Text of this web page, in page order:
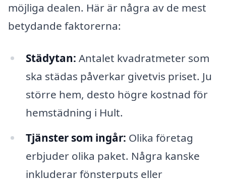
möjliga dealen. Här är några av de mest
betydande faktorerna:
Städytan: Antalet kvadratmeter som
ska städas påverkar givetvis priset. Ju
större hem, desto högre kostnad för
hemstädning i Hult.
Tjänster som ingår: Olika företag
erbjuder olika paket. Några kanske
inkluderar fönsterputs eller